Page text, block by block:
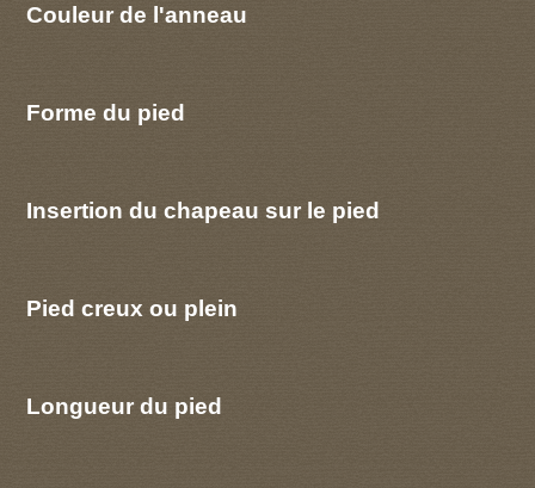
Couleur de l'anneau
Forme du pied
Insertion du chapeau sur le pied
Pied creux ou plein
Longueur du pied